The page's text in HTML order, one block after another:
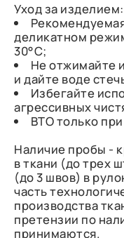
Уход за изделием:
деликатном
30°C;
Не отжимайте
и дайте воде
Избегайте
агрессивных
ВТО только
Наличие пробы -
в ткани (до трех
(до 3 швов) в
часть
производства
претензии по
принимаются.